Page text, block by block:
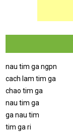
nau tim ga ngpn
cach lam tim ga
chao tim ga
nau tim ga
ga nau tim
tim ga ri